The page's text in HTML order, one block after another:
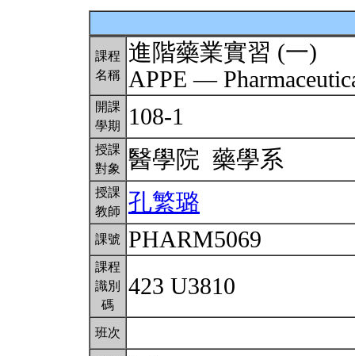
課程
名稱
進階藥業實習 (一)
APPE —
開課
學期
108-1
授課
對象
醫學院 藥學系
授課
教師
孔繁璐
課號 PHARM5069
課程
識別
碼
423 U3810
班次